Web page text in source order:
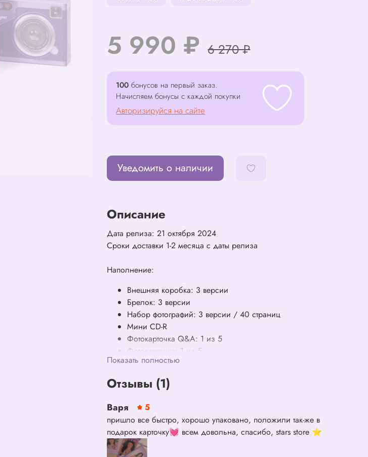
5 990 ₽ 6 270 ₽
100 бонусов на первый заказ.
Начисляем бонусы с каждой покупки
Авторизируйся на сайте
Уведомить о наличии
Описание
Дата релиза: 21 октября 2024
Сроки доставки 1-2 месяца с даты релиза
Наполнение:
Внешняя коробка: 3 версии
Брелок: 3 версии
Набор фотографий: 3 версии / 40 страниц
Мини CD-R
Фотокарточка Q&A: 1 из 5
Фотокарточка: 1 из 5
Лист с текстами песен
Наклейка
Показать полностью
Отзывы (1)
Варя
5
пришло все быстро, хорошо упаковано, положили так-же в
подарок карточку💓 всем довольна, спасибо, stars store ⭐️